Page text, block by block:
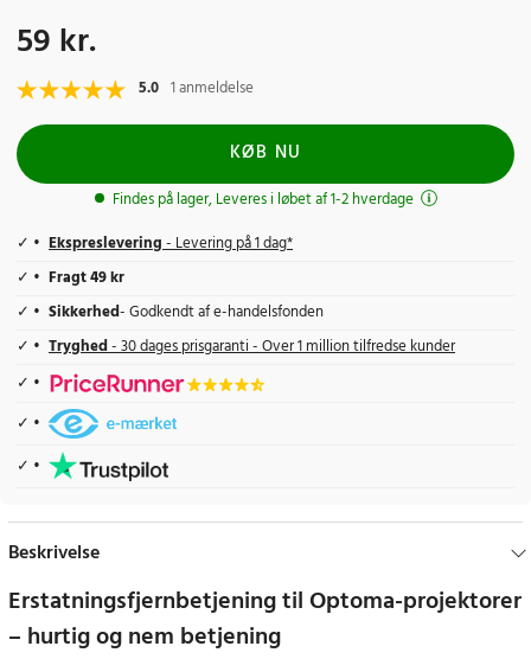
Pris: 59 kr.
59 kr.
5.0 1 anmeldelse
KØB NU
Findes på lager, Leveres i løbet af 1-2 hverdage
Ekspreslevering- Levering på 1 dag*
Fragt 49 kr
Sikkerhed- Godkendt af e-handelsfonden
Tryghed- 30 dages prisgaranti - Over 1 million tilfredse kunder
Beskrivelse
Erstatningsfjernbetjening til Optoma-projektorer
– hurtig og nem betjening